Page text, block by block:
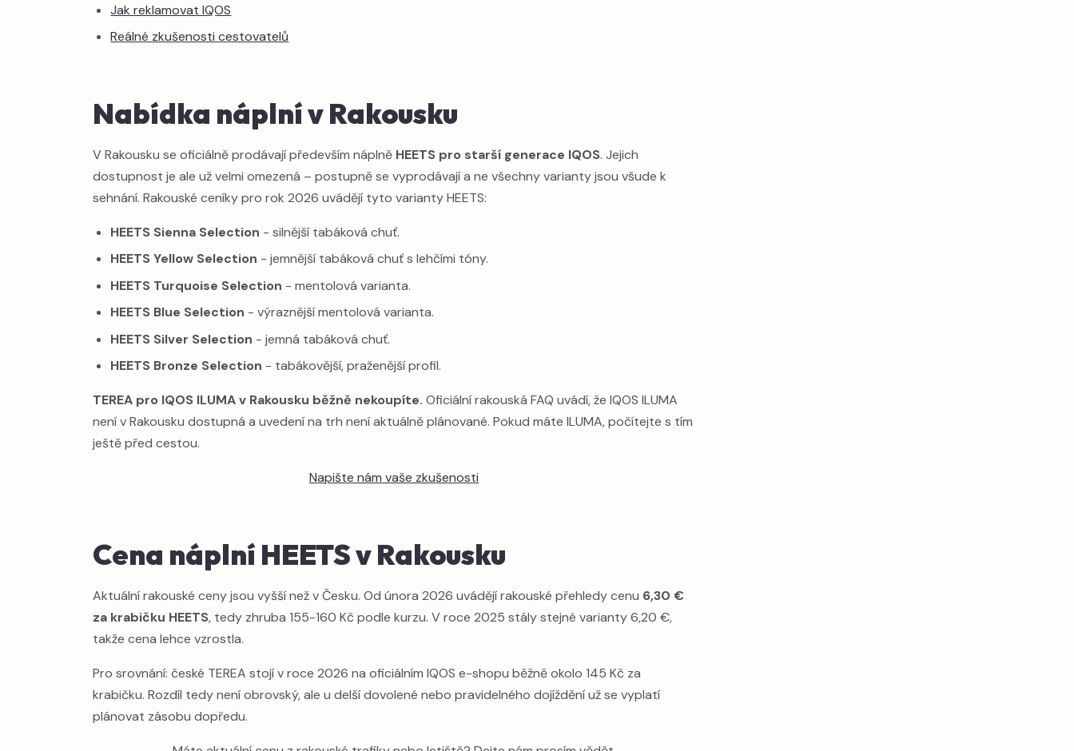
Jak reklamovat IQOS
Reálné zkušenosti cestovatelů
Nabídka náplní v Rakousku
V Rakousku se oficiálně prodávají především náplně HEETS pro starší generace IQOS. Jejich
dostupnost je ale už velmi omezená – postupně se vyprodávají a ne všechny varianty jsou všude k
sehnání. Rakouské ceníky pro rok 2026 uvádějí tyto varianty HEETS:
HEETS Sienna Selection - silnější tabáková chuť.
HEETS Yellow Selection - jemnější tabáková chuť s lehčími tóny.
HEETS Turquoise Selection - mentolová varianta.
HEETS Blue Selection - výraznější mentolová varianta.
HEETS Silver Selection - jemná tabáková chuť.
HEETS Bronze Selection - tabákovější, praženější profil.
TEREA pro IQOS ILUMA v Rakousku běžně nekoupíte. Oficiální rakouská FAQ uvádí, že IQOS ILUMA
není v Rakousku dostupná a uvedení na trh není aktuálně plánované. Pokud máte ILUMA, počítejte s tím
ještě před cestou.
Napište nám vaše zkušenosti
Cena náplní HEETS v Rakousku
Aktuální rakouské ceny jsou vyšší než v Česku. Od února 2026 uvádějí rakouské přehledy cenu 6,30 €
za krabičku HEETS, tedy zhruba 155-160 Kč podle kurzu. V roce 2025 stály stejné varianty 6,20 €,
takže cena lehce vzrostla.
Pro srovnání: české TEREA stojí v roce 2026 na oficiálním IQOS e-shopu běžně okolo 145 Kč za
krabičku. Rozdíl tedy není obrovský, ale u delší dovolené nebo pravidelného dojíždění už se vyplatí
plánovat zásobu dopředu.